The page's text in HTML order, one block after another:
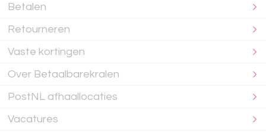
Betalen
Retourneren
Vaste kortingen
Over Betaalbarekralen
PostNL afhaallocaties
Vacatures